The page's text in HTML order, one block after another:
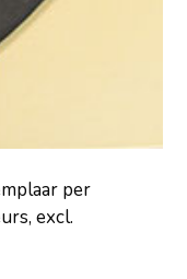
per
excl.